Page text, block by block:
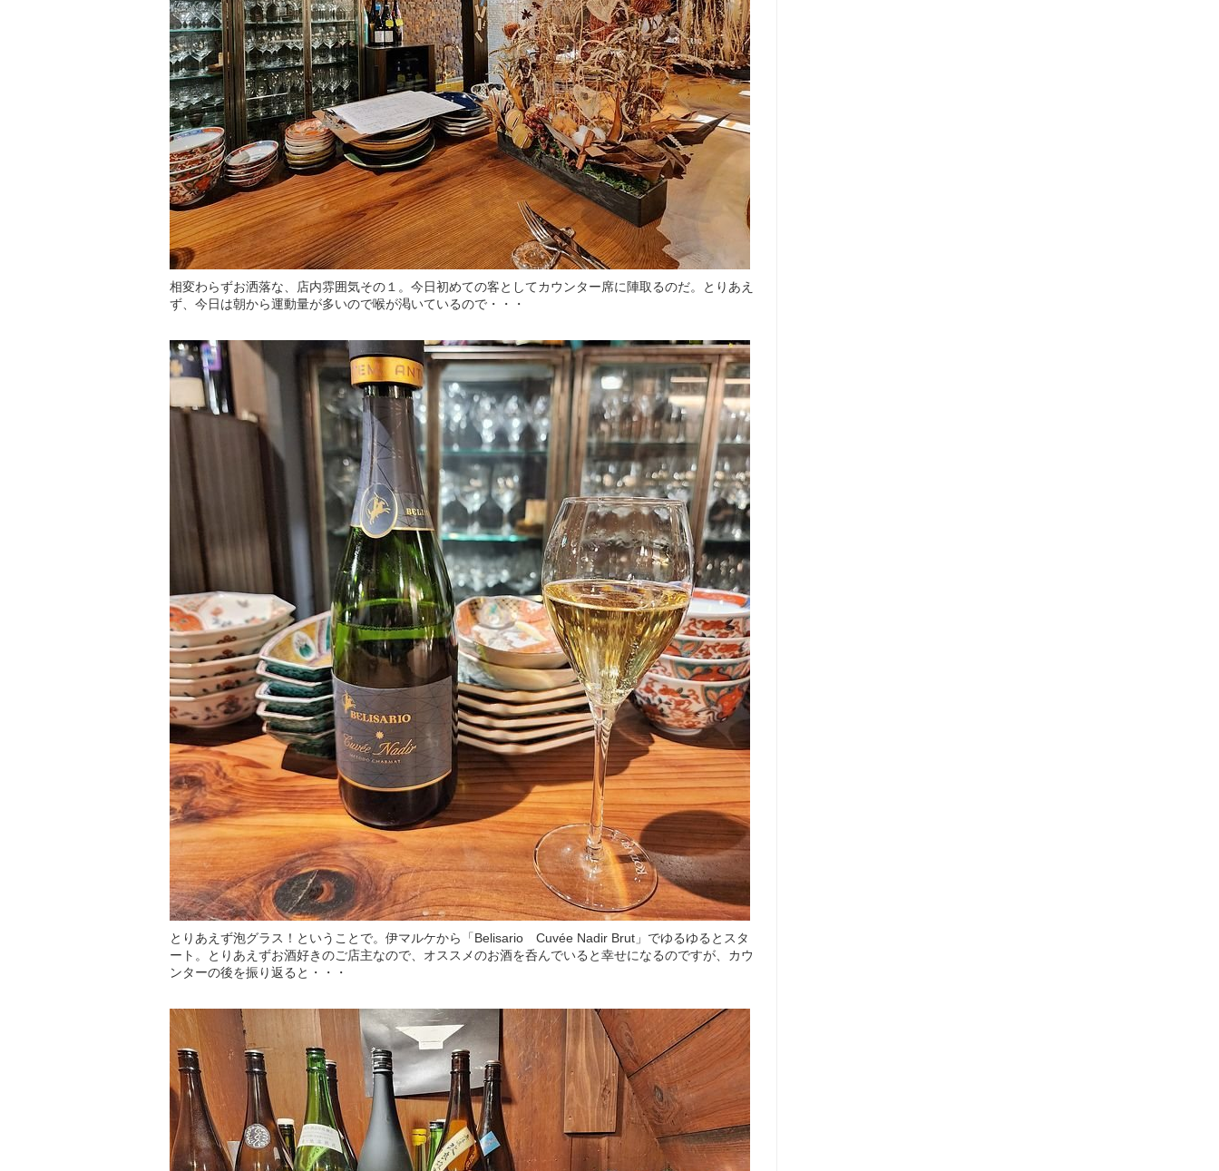
相変わらずお洒落な、店内雰囲気その１。今日初めての客としてカウンター席に陣取るのだ。とりあえ
ず、今日は朝から運動量が多いので喉が渇いているので・・・
とりあえず泡グラス！ということで。伊マルケから「Belisario Cuvée Nadir Brut」でゆるゆるとスタ
ート。とりあえずお酒好きのご店主なので、オススメのお酒を呑んでいると幸せになるのですが、カウ
ンターの後を振り返ると・・・